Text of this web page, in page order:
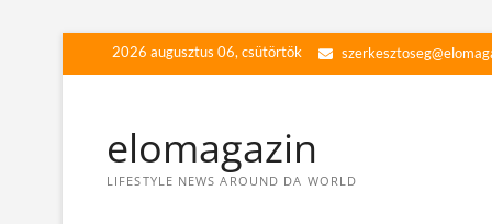
2026 augusztus 06, csütörtök
elomagazin
LIFESTYLE NEWS AROUND DA WORLD